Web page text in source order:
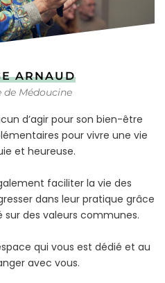
ARNAUD
de Médoucine
d’agir pour son bien-être
pour vivre une vie
et heureuse.
faciliter la vie des
dans leur pratique grâce
des valeurs communes.
qui vous est dédié et au
avec vous.